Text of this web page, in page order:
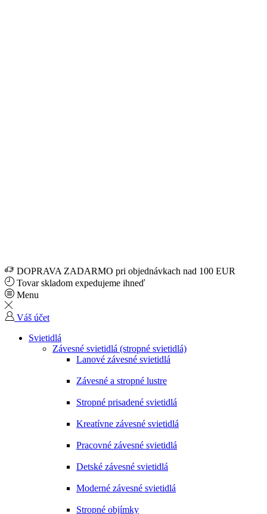
DOPRAVA ZADARMO pri objednávkach nad 100 EUR
Tovar skladom expedujeme ihneď
Menu
Váš účet
Svietidlá
Závesné svietidlá (stropné svietidlá)
Lanové závesné svietidlá
Závesné a stropné lustre
Stropné prisadené svietidlá
Kreatívne závesné svietidlá
Pracovné závesné svietidlá
Detské závesné svietidlá
Moderné závesné svietidlá
Stropné objímky